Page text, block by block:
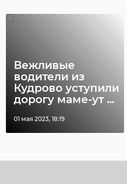
Вежливые
водители из
Кудрово уступили
дорогу маме-ут ...
01 мая 2023, 18:19